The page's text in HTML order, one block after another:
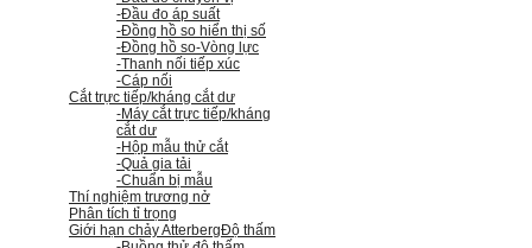
-Đầu đo áp suất
-Đồng hồ so hiển thị số
-Đồng hồ so-Vòng lực
-Thanh nối tiếp xúc
-Cáp nối
Cắt trực tiếp/kháng cắt dư
-Máy cắt trực tiếp/kháng
cắt dư
-Hộp mẫu thử cắt
-Quả gia tải
-Chuẩn bị mẫu
Thí nghiệm trương nở
Phân tích tỉ trọng
Giới hạn chảy AtterbergĐộ thấm